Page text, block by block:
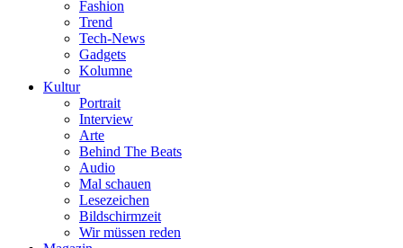
Fashion
Trend
Tech-News
Gadgets
Kolumne
Kultur
Portrait
Interview
Arte
Behind The Beats
Audio
Mal schauen
Lesezeichen
Bildschirmzeit
Wir müssen reden